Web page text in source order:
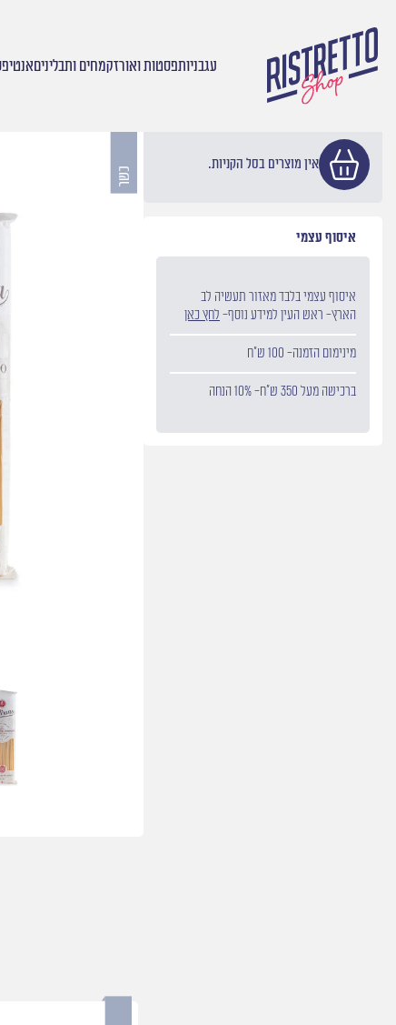
עגבניותפסטות ואורזקמחים ותבלינים
פסטות ואורז
אין מוצרים בסל הקניות.
איסוף עצמי
איסוף עצמי בלבד מאזור תעשיה לב
הארץ- ראש העין למידע נוסף- לחץ כאן
מינימום הזמנה- 100 ש״ח
ברכישה מעל 350 ש״ח- 10% הנחה